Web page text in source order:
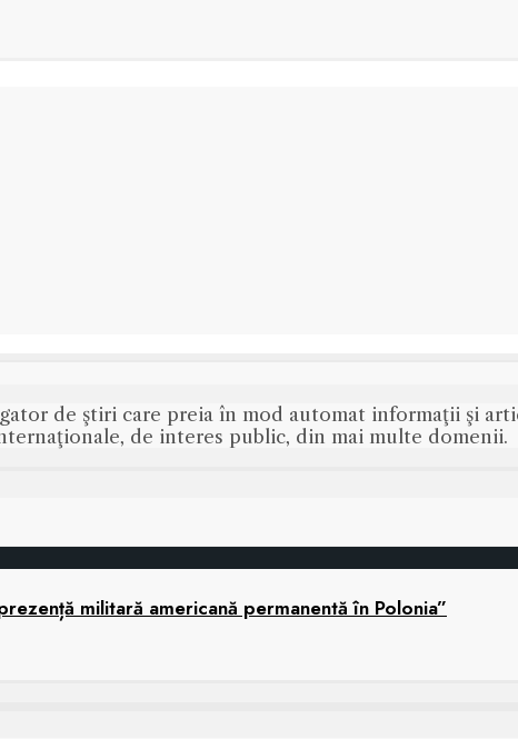
de ştiri care preia în mod automat informaţii şi
de interes public, din mai multe domenii.
militară americană permanentă în Polonia”